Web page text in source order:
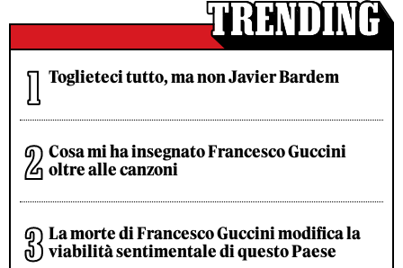
Toglieteci tutto, ma non Javier Bardem
Cosa mi ha insegnato Francesco Guccini
oltre alle canzoni
La morte di Francesco Guccini modifica la
viabilità sentimentale di questo Paese